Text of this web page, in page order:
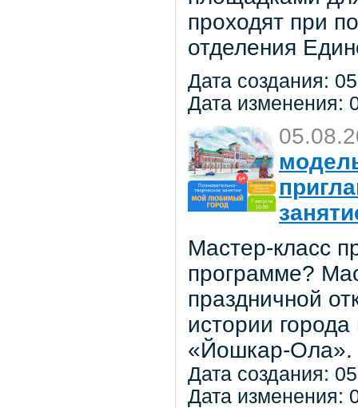
проходят при
отделения
Дата создания:
Дата изменения:
Мастер-класс
программе?
праздничной
истории
«Йошкар-Ола».
Дата создания:
Дата изменения: